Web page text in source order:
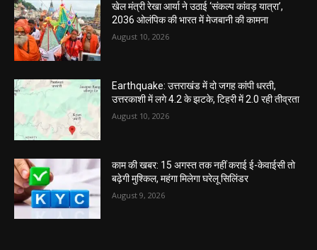
खेल मंत्री रेखा आर्या ने उठाई ‘संकल्प कांवड़ यात्रा’,
2036 ओलंपिक की भारत में मेजबानी की कामना
August 10, 2026
Earthquake: उत्तराखंड में दो जगह कांपी धरती,
उत्तरकाशी में लगे 4.2 के झटके, टिहरी में 2.0 रही तीव्रता
August 10, 2026
काम की खबर: 15 अगस्त तक नहीं कराई ई-केवाईसी तो
बढ़ेगी मुश्किल, महंगा मिलेगा घरेलू सिलिंडर
August 9, 2026